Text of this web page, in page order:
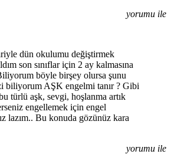
yorumu ile
dün okulumu değiştirmek
son sınıflar için 2 ay kalmasına
böyle birşey olursa şunu
biliyorum AŞK engelmi tanır ? Gibi
türlü aşk, sevgi, hoşlanma artık
engellemek için engel
lazım.. Bu konuda gözünüz kara
yorumu ile